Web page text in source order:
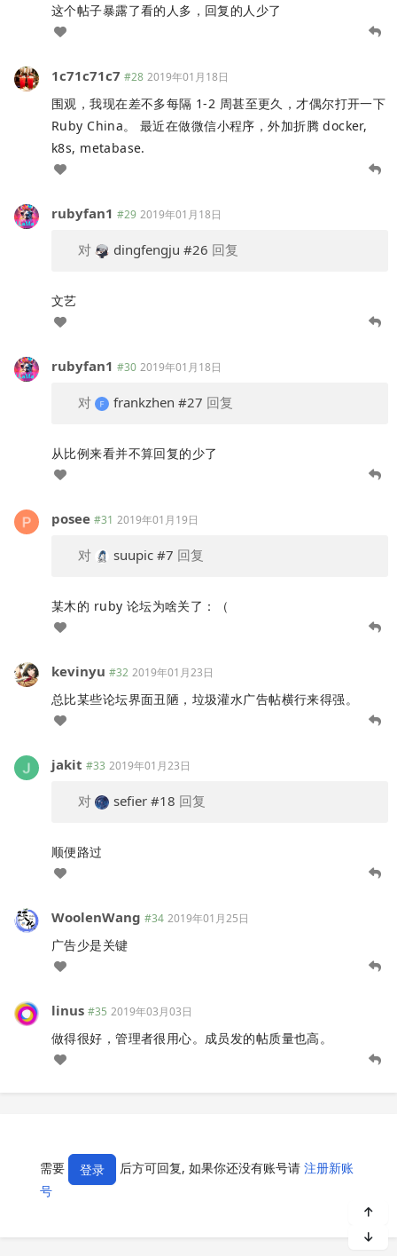
这个帖子暴露了看的人多，回复的人少了
1c71c71c7 #28 2019年01月18日
围观，我现在差不多每隔 1-2 周甚至更久，才偶尔打开一下
Ruby China。 最近在做微信小程序，外加折腾 docker,
k8s, metabase.
rubyfan1 #29 2019年01月18日
对 dingfengju #26 回复
文艺
rubyfan1 #30 2019年01月18日
对 frankzhen #27 回复
从比例来看并不算回复的少了
posee #31 2019年01月19日
对 suupic #7 回复
某木的 ruby 论坛为啥关了：（
kevinyu #32 2019年01月23日
总比某些论坛界面丑陋，垃圾灌水广告帖横行来得强。
jakit #33 2019年01月23日
对 sefier #18 回复
顺便路过
WoolenWang #34 2019年01月25日
广告少是关键
linus #35 2019年03月03日
做得很好，管理者很用心。成员发的帖质量也高。
需要 登录 后方可回复, 如果你还没有账号请 注册新账
号